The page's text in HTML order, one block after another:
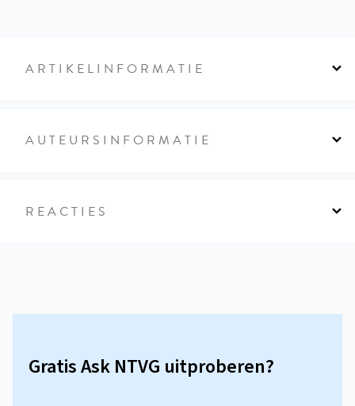
ARTIKELINFORMATIE
AUTEURSINFORMATIE
REACTIES
Gratis Ask NTVG uitproberen?